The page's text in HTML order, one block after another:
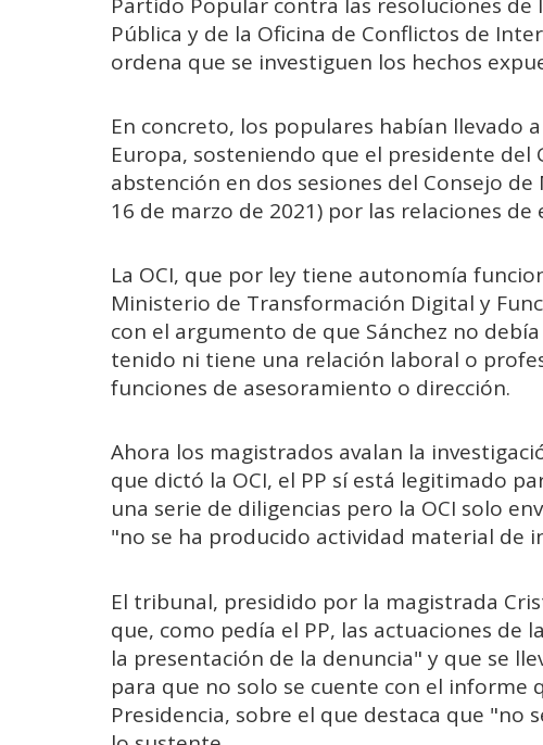
Pública y de la Oficina de Conflictos de
ordena que se investiguen los hechos
En concreto, los populares habían llevado
Europa, sosteniendo que el presidente del
abstención en dos sesiones del Consejo
16 de marzo de 2021) por las relaciones
La OCI, que por ley tiene autonomía
Ministerio de Transformación Digital y
con el argumento de que Sánchez no
tenido ni tiene una relación laboral o
funciones de asesoramiento o dirección.
Ahora los magistrados avalan la
que dictó la OCI, el PP sí está legitimado
una serie de diligencias pero la OCI solo
"no se ha producido actividad material de
El tribunal, presidido por la magistrada
que, como pedía el PP, las actuaciones de
la presentación de la denuncia" y que se
para que no solo se cuente con el informe
Presidencia, sobre el que destaca que